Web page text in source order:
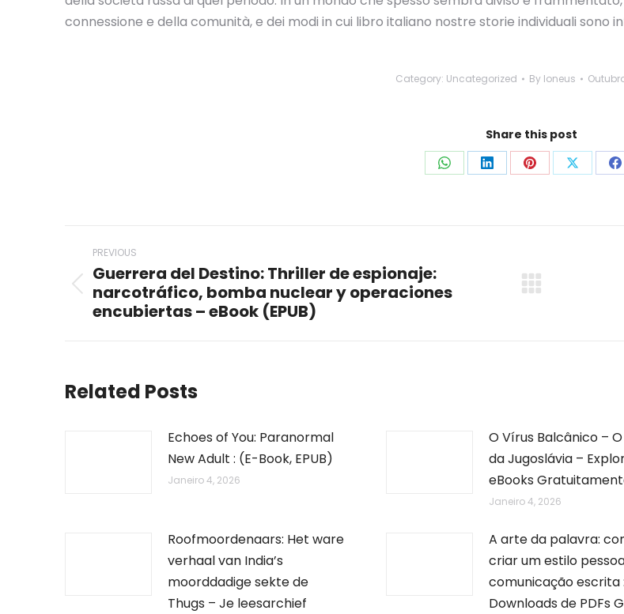
connessione e della comunità, e dei modi in cui libro italiano nostre storie individuali sono
Category: Uncategorized By loneus
Share this post
Share Share Share Share
Post
navigation
PREVIOUS
Previous
post:
Guerrera del Destino: Thriller de espionaje:
narcotráfico, bomba nuclear y operaciones
encubiertas – eBook (EPUB)
Related Posts
Echoes of You: Paranormal
New Adult : (E-Book, EPUB)
Janeiro 4, 2026
O Vírus Balcânico –
da Jugoslávia –
eBooks
Janeiro 4, 2026
Roofmoordenaars: Het ware
verhaal van India’s
moorddadige sekte de
Thugs – Je leesarchief
A arte da palavra:
criar um estilo
comunicação escrita :
Downloads de PDFs